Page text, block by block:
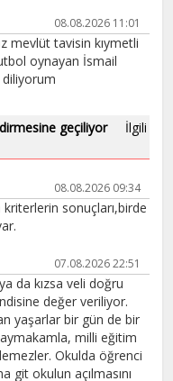
08.08.2026 11:01
mevlüt tavisin kıymetli
oynayan İsmail
diliyorum
geçiliyor
İlgili
08.08.2026 09:34
sonuçları,birde
07.08.2026 22:51
da kızsa veli doğru
değer veriliyor.
yaşarlar bir gün de bir
milli eğitim
Okulda öğrenci
git okulun açılmasını